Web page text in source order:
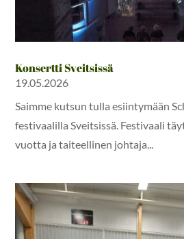
Konsertti Sveitsissä
19.05.2026
Saimme kutsun tulla esiintymään
festivaalilla Sveitsissä. Festivaali
vuotta ja taiteellinen johtaja...